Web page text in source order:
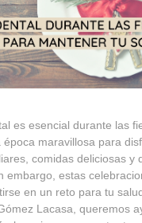
es esencial durante las
época maravillosa para
comidas deliciosas y
embargo, estas
en un reto para tu
Lacasa, queremos